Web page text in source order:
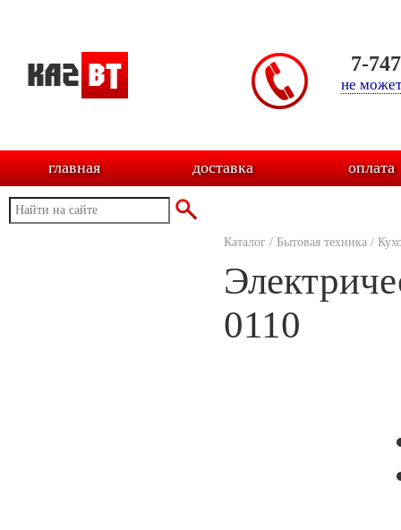
7-
не
главная доставка оплата
Каталог / Бытовая техника /
0110